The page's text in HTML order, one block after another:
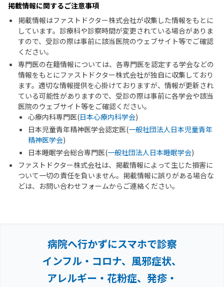
掲載情報に関するご注意事項
掲載情報はファストドクター株式会社が収集した情報をもとに
しています。診療科や診察時間が変更されている場合がありま
すので、受診の際は事前に該当医院のウェブサイト等でご確認
ください。
専門医の在籍情報については、各専門医を認定する学会などの
情報をもとにファストドクター株式会社が独自に収集しており
ます。適切な情報提供を心掛けておりますが、情報が更新され
ている可能性がありますので、受診の際は事前に各学会や該当
医院のウェブサイト等をご確認ください。
心療内科専門医(日本心療内科学会)
日本児童青年精神医学会認定医(一般社団法人日本児童青年
精神医学会)
日本睡眠学会総合専門医(一般社団法人日本睡眠学会)
ファストドクター株式会社は、掲載情報によって生じた損害に
ついて一切の責任を負いません。掲載情報に誤りがある場合な
どは、お問い合わせフォームからご連絡ください。
病院へ行かずにスマホで診察
インフル・コロナ、風邪症状、
アレルギー・花粉症、 発疹・